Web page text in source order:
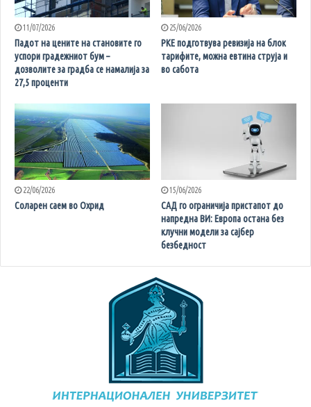
11/07/2026
Падот на цените на становите го
успори градежниот бум –
дозволите за градба се намалија за
27,5 проценти
25/06/2026
РКЕ подготвува ревизија на блок
тарифите, можна евтина струја и
во сабота
22/06/2026
Соларен саем во Охрид
15/06/2026
САД го ограничија пристапот до
напредна ВИ: Европа остана без
клучни модели за сајбер
безбедност